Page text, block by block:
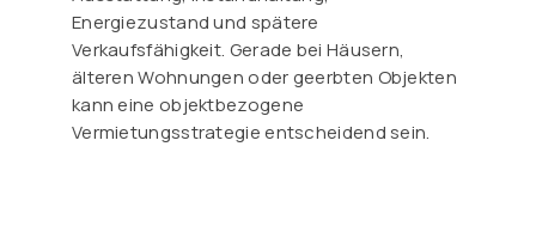
Energiezustand und spätere
Verkaufsfähigkeit. Gerade bei Häusern,
älteren Wohnungen oder geerbten Objekten
kann eine objektbezogene
Vermietungsstrategie entscheidend sein.